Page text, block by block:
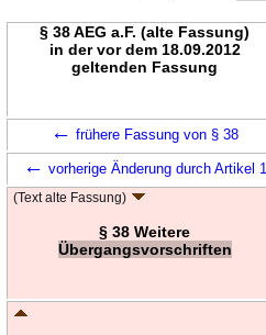
§ 38 AEG a.F. (alte Fassung)
in der vor dem 18.09.2012
geltenden Fassung
← frühere Fassung von § 38
← vorherige Änderung durch Artikel 1
(Text alte Fassung)
§ 38 Weitere
Übergangsvorschriften